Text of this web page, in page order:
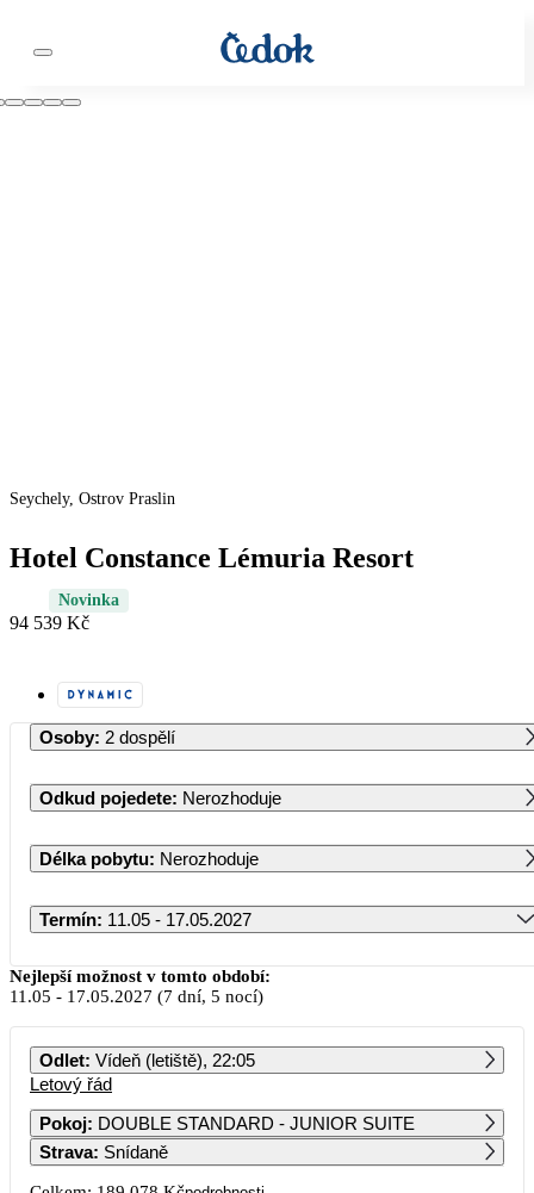
Seychely, Ostrov Praslin
Hotel Constance Lémuria Resort
Novinka
94 539 Kč
Osoby: 2 dospělí
Odkud pojedete: Nerozhoduje
Délka pobytu: Nerozhoduje
Termín: 11.05 - 17.05.2027
Květen 2027
PO ÚT ST ČT PÁ SO NE
106 499
3
Nejlepší možnost v tomto období:
11.05 - 17.05.2027 (7 dní, 5 nocí)
Odlet: Vídeň (letiště), 22:05
Letový řád
Pokoj: DOUBLE STANDARD - JUNIOR SUITE
Strava: Snídaně